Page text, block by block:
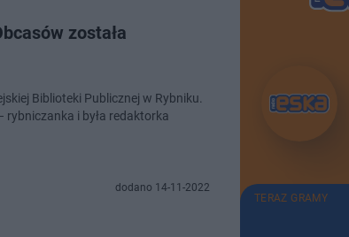
została
Biblioteki Publicznej w Rybniku.
rybniczanka i była redaktorka
dodano 14-11-2022
TERAZ GRAMY